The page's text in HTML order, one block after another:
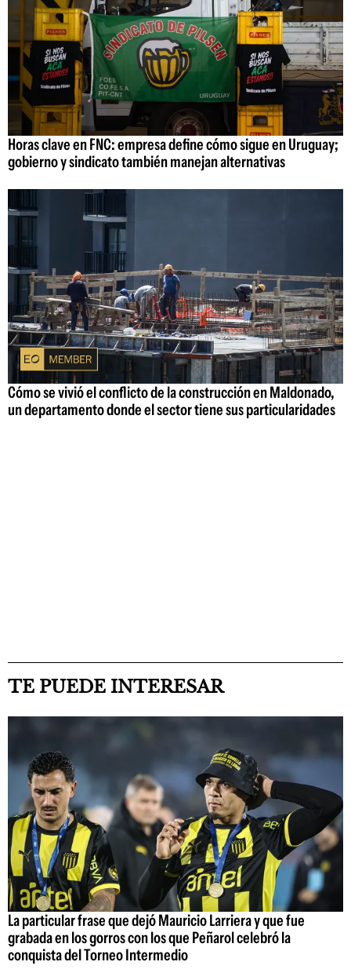
Horas clave en FNC: empresa define cómo sigue en Uruguay;
gobierno y sindicato también manejan alternativas
Cómo se vivió el conflicto de la construcción en Maldonado,
un departamento donde el sector tiene sus particularidades
TE PUEDE INTERESAR
La particular frase que dejó Mauricio Larriera y que fue
grabada en los gorros con los que Peñarol celebró la
conquista del Torneo Intermedio